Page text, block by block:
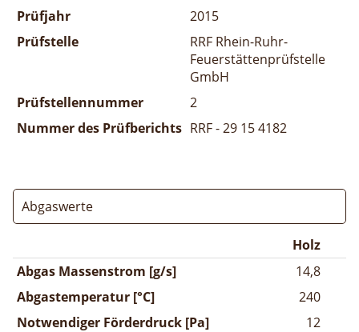
Prüfjahr
2015
Prüfstelle
RRF Rhein-Ruhr-
Feuerstättenprüfstelle
GmbH
Prüfstellennummer
2
Nummer des Prüfberichts RRF - 29 15 4182
Abgaswerte
Holz
Abgas Massenstrom [g/s]
14,8
Abgastemperatur [°C]
240
Notwendiger Förderdruck [Pa]
12